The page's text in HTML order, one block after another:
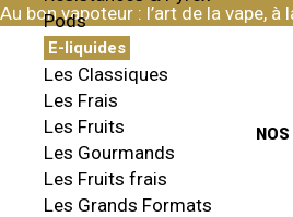
Skip
to
content
Au bon vapoteur : l’art de la vape,
Pods
E-liquides
Les Classiques
Les Frais
Les Fruits
Les Gourmands
Les Fruits frais
Les Grands Formats